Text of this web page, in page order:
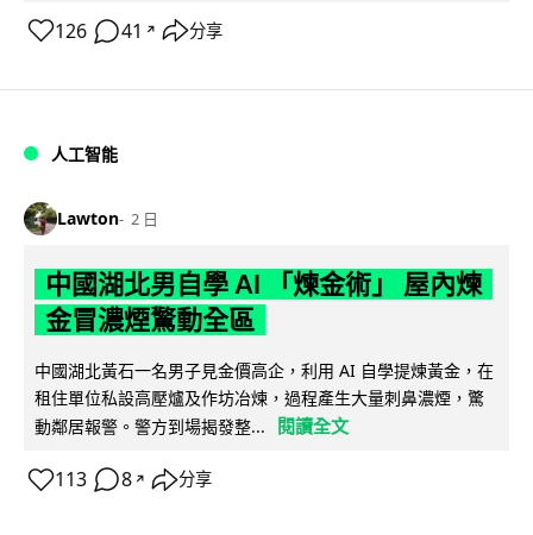
126 41 ↗ 分享
人工智能
Lawton 2 日
中國湖北男自學 AI 「煉金術」 屋內煉
金冒濃煙驚動全區
中國湖北黃石一名男子見金價高企，利用 AI 自學提煉黃金，在
租住單位私設高壓爐及作坊冶煉，過程產生大量刺鼻濃煙，驚
動鄰居報警。警方到場揭發整...
閱讀全文
113 8 ↗ 分享